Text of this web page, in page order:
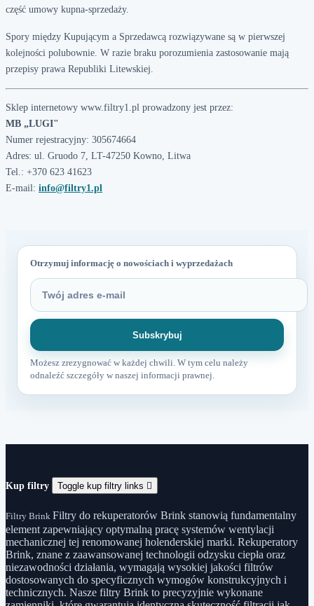
część umowy kupna-sprzedaży.
Spory między Kupującym a Sprzedawcą rozwiązywane są w pierwszej
kolejności polubownie. W razie braku porozumienia zastosowanie mają
przepisy prawa Republiki Litewskiej.
Sklep internetowy www.filtry1.pl prowadzony jest przez:
MB „LUGI"
Numer rejestracyjny: 305674664
Adres: ul. Gruodo 7, LT-47250 Kowno, Litwa
Tel.: +370 623 41623
E-mail: info@filtry1.pl
Otrzymuj informację o nowościach i wyprzedażach
Możesz zrezygnować w każdej chwili. W tym celu należy
odnaleźć szczegóły w naszej informacji prawnej.
Kup filtry Toggle kup filtry links 
Filtry Brink Filtry do rekuperatorów Brink stanowią fundamentalny
element zapewniający optymalną pracę systemów wentylacji
mechanicznej tej renomowanej holenderskiej marki. Rekuperatory
Brink, znane z zaawansowanej technologii odzysku ciepła oraz
niezawodności działania, wymagają wysokiej jakości filtrów
dostosowanych do specyficznych wymogów konstrukcyjnych i
technicznych. Nasze filtry Brink to precyzyjnie wykonane